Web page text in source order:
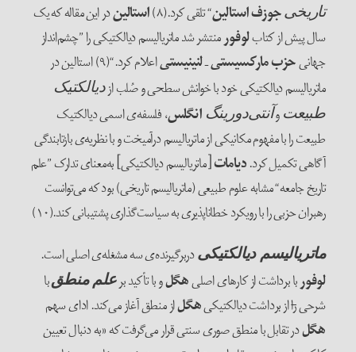
تاریخیجوزف استالین“ تلقی کرد.(۸) استالیندر این مقاله که یک
سال پیش از کتابلوفورمنتشر شد ماتریالیسم دیالکتیکی را ”چشم‌‌انداز
جهانیحزب مارکسیستی‌ ـ ‌لنینیستی
اعلام کرد.“(۹) استالین در
ماتریالیسم دیالکتیکی خود با خوانش سطحی و صُلب ازدیالکتیک
طبیعت وآنتی‌‌دورینگ انگلس، فلسفه‌‌ی اسمی دیالکتیک
طبیعت را با مفهوم مکانیکی از ماتریالیسم درآمیخت و با نظریه‌‌ی بازتابندگی
آگاهی تکمیل کرد.دیامات[ماتریالیسم دیالکتیکی] به‌معنای تدارک ”علم
تاریخ جامعه“ مشابه علوم طبیعی (ماتریالیسم تاریخی) بود که می‌‌توانست
رهبران حزبی را با رویکرد خطاناپذیری به سیاست‌‌گذاری پشتیبانی کند.(۱۰)
ماتریالیسم دیالکتیکیدربرگیرنده‌‌ی سه مشغله‌‌ی اصلی است.
لوفوربا برداشت از کارهای اصلیهگلو با تأکید برعلم منطقبا
شرحیرااز برداشت دیالکتیکیهگلاز منطق آغاز می‌‌کند. ادای سهم
هگلدر تقابل با منطق صوری سنتی قرار می‌‌گرفت که «به دنبال تعیین‌